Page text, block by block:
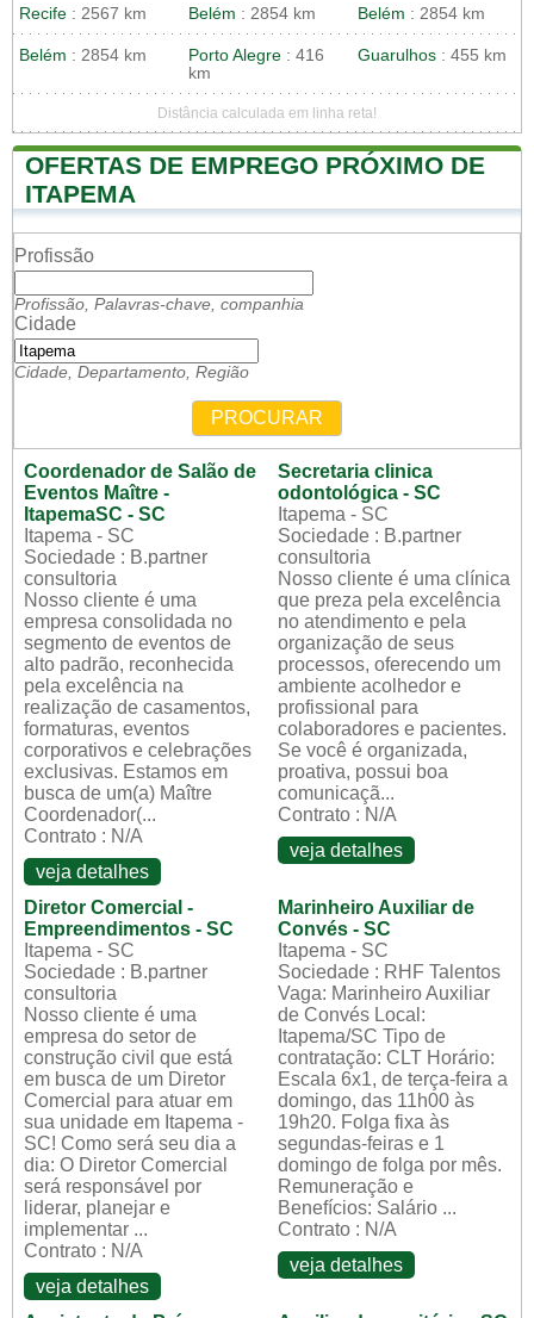
Recife : 2567 km Belém : 2854 km Belém : 2854 km
Belém : 2854 km Porto Alegre : 416
km
Guarulhos : 455 km
Distância calculada em linha reta!
OFERTAS DE EMPREGO PRÓXIMO DE
ITAPEMA
Profissão
Profissão, Palavras-chave, companhia
Cidade
Cidade, Departamento, Região
PROCURAR
Coordenador de Salão de
Eventos Maître -
ItapemaSC - SC
Itapema - SC
Sociedade : B.partner
consultoria
Nosso cliente é uma
empresa consolidada no
segmento de eventos de
alto padrão, reconhecida
pela excelência na
realização de casamentos,
formaturas, eventos
corporativos e celebrações
exclusivas. Estamos em
busca de um(a) Maître
Coordenador(...
Contrato : N/A
veja detalhes
Secretaria clinica
odontológica - SC
Itapema - SC
Sociedade : B.partner
consultoria
Nosso cliente é uma clínica
que preza pela excelência
no atendimento e pela
organização de seus
processos, oferecendo um
ambiente acolhedor e
profissional para
colaboradores e pacientes.
Se você é organizada,
proativa, possui boa
comunicaçã...
Contrato : N/A
veja detalhes
Diretor Comercial -
Empreendimentos - SC
Itapema - SC
Sociedade : B.partner
consultoria
Nosso cliente é uma
empresa do setor de
construção civil que está
em busca de um Diretor
Comercial para atuar em
sua unidade em Itapema -
SC! Como será seu dia a
dia: O Diretor Comercial
será responsável por
liderar, planejar e
implementar ...
Contrato : N/A
veja detalhes
Marinheiro Auxiliar de
Convés - SC
Itapema - SC
Sociedade : RHF Talentos
Vaga: Marinheiro Auxiliar
de Convés Local:
Itapema/SC Tipo de
contratação: CLT Horário:
Escala 6x1, de terça-feira a
domingo, das 11h00 às
19h20. Folga fixa às
segundas-feiras e 1
domingo de folga por mês.
Remuneração e
Benefícios: Salário ...
Contrato : N/A
veja detalhes